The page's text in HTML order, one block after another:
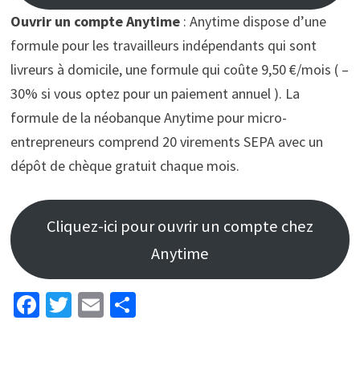
Ouvrir un compte Anytime : Anytime dispose d’une
formule pour les travailleurs indépendants qui sont
livreurs à domicile, une formule qui coûte 9,50 €/mois ( –
30% si vous optez pour un paiement annuel ). La
formule de la néobanque Anytime pour micro-
entrepreneurs comprend 20 virements SEPA avec un
dépôt de chèque gratuit chaque mois.
Cliquez-ici pour ouvrir un compte chez
Anytime
Fa T E P